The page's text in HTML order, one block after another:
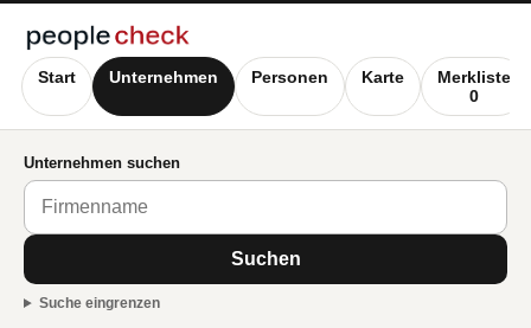
Start Unternehmen Personen Karte
Merkliste
0
Unternehmen suchen
Suchen
Suche eingrenzen